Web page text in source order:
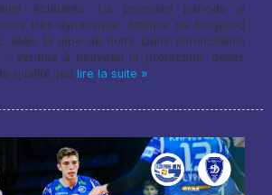
éclatante. La première période a
très dynamique. Attaque de Belgorod
Mais la pipe de notre Danil Voronchikhin
- vérifiez à nouveau la protection, belles
qualité. jeu lire la suite »